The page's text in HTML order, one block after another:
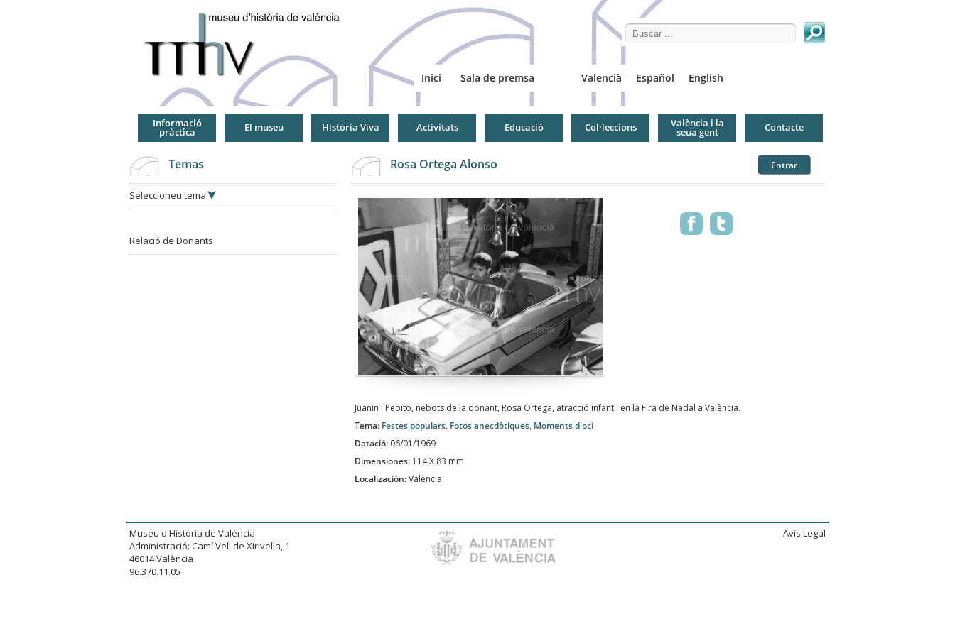
Search this site
Valencià Español English
Inici Sala de premsa
Informació
pràctica El museu Història Viva Activitats Educació Col·leccions València i la
seua gent Contacte
Temas
Seleccioneu tema
Relació de Donants
Rosa Ortega Alonso Entrar
Juanin i Pepito, nebots de la donant, Rosa Ortega, atracció infantil en la Fira de Nadal a València.
Tema: Festes populars, Fotos anecdòtiques, Moments d'oci
Datació: 06/01/1969
Dimensiones: 114 X 83 mm
Localización:València
Museu d'Història de València
Administració: Camí Vell de Xirivella, 1
46014 València
96.370.11.05
Avís Legal